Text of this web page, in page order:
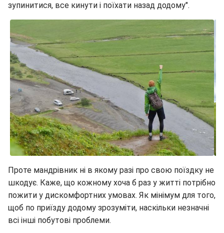
зупинитися, все кинути і поїхати назад додому".
Проте мандрівник ні в якому разі про свою поїздку не
шкодує. Каже, що кожному хоча б раз у житті потрібно
пожити у дискомфортних умовах. Як мінімум для того,
щоб по приїзду додому зрозуміти, наскільки незначні
всі інші побутові проблеми.